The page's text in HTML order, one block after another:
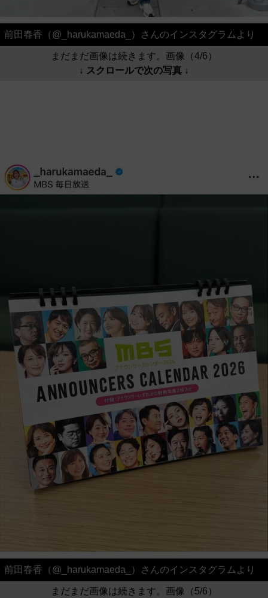
前田春香（@_harukamaeda_）さんのインスタグラムより
まだまだ画像は続きます。画像（4/6）
↓ スクロールで次の写真 ↓
前田春香（@_harukamaeda_）さんのインスタグラムより
まだまだ画像は続きます。画像（5/6）